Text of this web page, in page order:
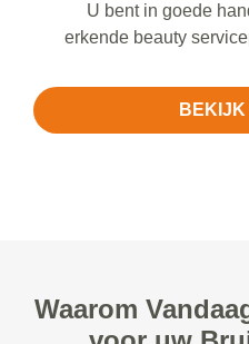
U bent in goede
erkende beauty
Waarom